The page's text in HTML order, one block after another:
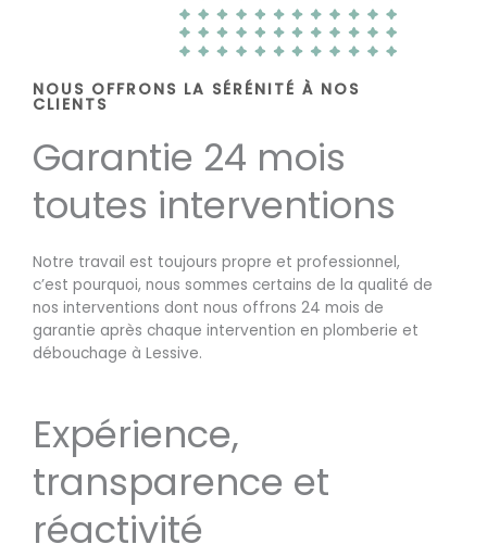
NOUS OFFRONS LA SÉRÉNITÉ À NOS
CLIENTS
Garantie 24 mois
toutes interventions
Notre travail est toujours propre et professionnel,
c’est pourquoi, nous sommes certains de la qualité de
nos interventions dont nous offrons 24 mois de
garantie après chaque intervention en plomberie et
débouchage à Lessive.
Expérience,
transparence et
réactivité